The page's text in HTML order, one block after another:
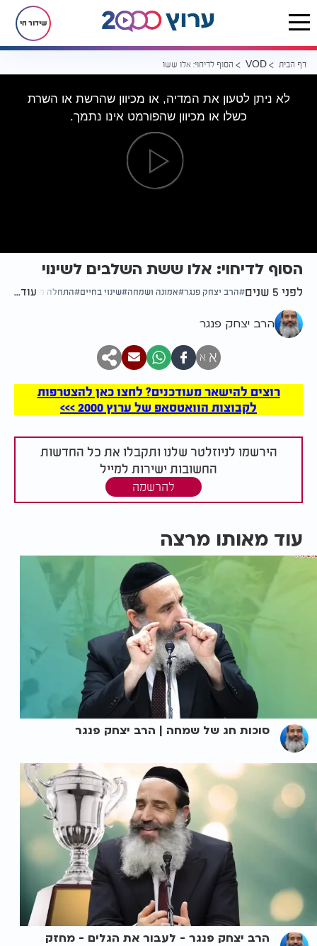
שידור חי
דף הבית VOD הסוף לדיחוי: אלו ששת השלבים לשינוי
לא ניתן לטעון את המדיה, או מכיוון שהרשת או השרת
כשלו או מכיוון שהפורמט אינו נתמך.
הסוף לדיחוי: אלו ששת השלבים לשינוי
לפני 5 שנים הרב יצחק פנגר אמונה ושמחה שינוי בחיים התחלה חדשה
עוד...
הרב יצחק פנגר
א א
רוצים להישאר מעודכנים? לחצו כאן להצטרפות
לקבוצות הוואטסאפ של ערוץ 2000 >>>
הירשמו לניוזלטר שלנו ותקבלו את כל החדשות
החשובות ישירות למייל
להרשמה
עוד מאותו מרצה
סוכות חג של שמחה | הרב יצחק פנגר
הרב יצחק פנגר - לעבור את הגלים - מחזק